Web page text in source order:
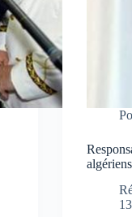
algériens